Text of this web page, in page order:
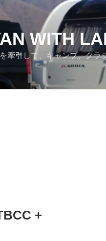
WITH
牽引して、キャンプ、クラ
+